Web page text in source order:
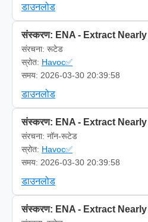
डाउनलोड
संस्करण: ENA - Extract
संरचना: रूटेड
स्रोत: Havoc✅
समय: 2026-03-30 20:39:58
डाउनलोड
संस्करण: ENA - Extract
संरचना: नॉन-रूटेड
स्रोत: Havoc✅
समय: 2026-03-30 20:39:58
डाउनलोड
संस्करण: ENA - Extract